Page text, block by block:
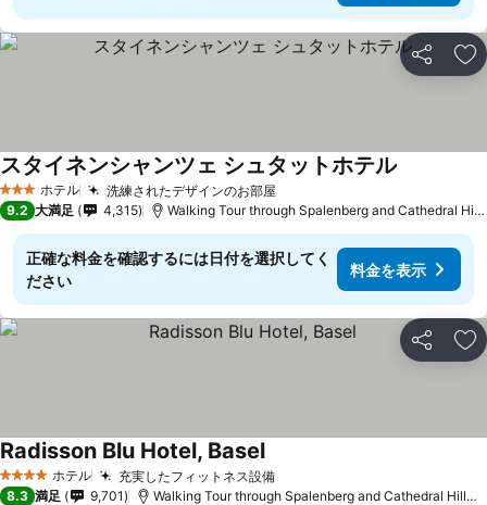
シェア お
3 ホテルのランク
ホテル 洗練されたデザインのお部屋
スタイネンシャンツェ シュタットホテル
9.2 大満足 4,315 Walking Tour through Spalenberg and Cathedral Hillまで0.9 km
正確な料金を確認するには日付を選択してく
ださい
料金を表示
シェア お
4 ホテルのランク
ホテル 充実したフィットネス設備
Radisson Blu Hotel, Basel
8.3 満足 9,701 Walking Tour through Spalenberg and Cathedral Hillまで1.1 km